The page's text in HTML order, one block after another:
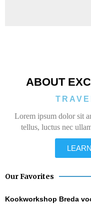
ABOUT
Lorem ipsum dolor sit
tellus, luctus nec
Our Favorites
Kookworkshop Breda